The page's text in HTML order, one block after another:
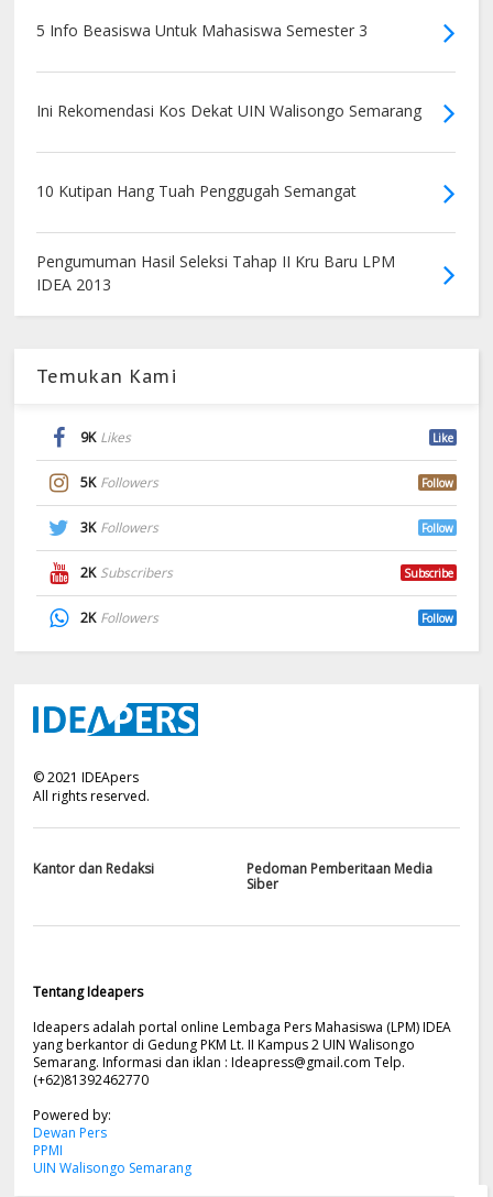
5 Info Beasiswa Untuk Mahasiswa Semester 3
Ini Rekomendasi Kos Dekat UIN Walisongo Semarang
10 Kutipan Hang Tuah Penggugah Semangat
Pengumuman Hasil Seleksi Tahap II Kru Baru LPM
IDEA 2013
Temukan Kami
9K Likes Like
5K Followers Follow
3K Followers Follow
2K Subscribers Subscribe
2K Followers Follow
©2021 IDEApers
All rights reserved.
Kantor dan Redaksi
Pedoman Pemberitaan Media
Siber
Tentang Ideapers
Ideapers adalah portal online Lembaga Pers Mahasiswa (LPM) IDEA
yang berkantor di Gedung PKM Lt. II Kampus 2 UIN Walisongo
Semarang. Informasi dan iklan :Ideapress@gmail.com Telp.
(+62)81392462770
Powered by:
Dewan Pers
PPMI
UIN Walisongo Semarang